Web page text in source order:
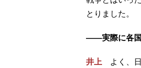
とりました。
――実際に各国
井上 よく、日